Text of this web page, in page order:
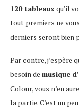
120 tableauxqu’il
tout premiers ne
derniers seront bien
Par contre, j’espère
besoin de musique
Colour, vous n’en
la partie. C’est un